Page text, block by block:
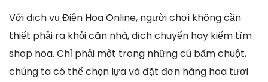
Với dịch vụ Điện Hoa Online, người chơi không cần
thiết phải ra khỏi căn nhà, dịch chuyển hay kiếm tìm
shop hoa. Chỉ phải một trong những cú bấm chuột,
chúng ta có thể chọn lựa và đặt đơn hàng hoa tươi